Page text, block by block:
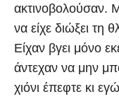
ακτινοβολούσαν.
να είχε διώξει τη
Είχαν βγει μόνο
άντεχαν να μην
χιόνι έπεφτε κι